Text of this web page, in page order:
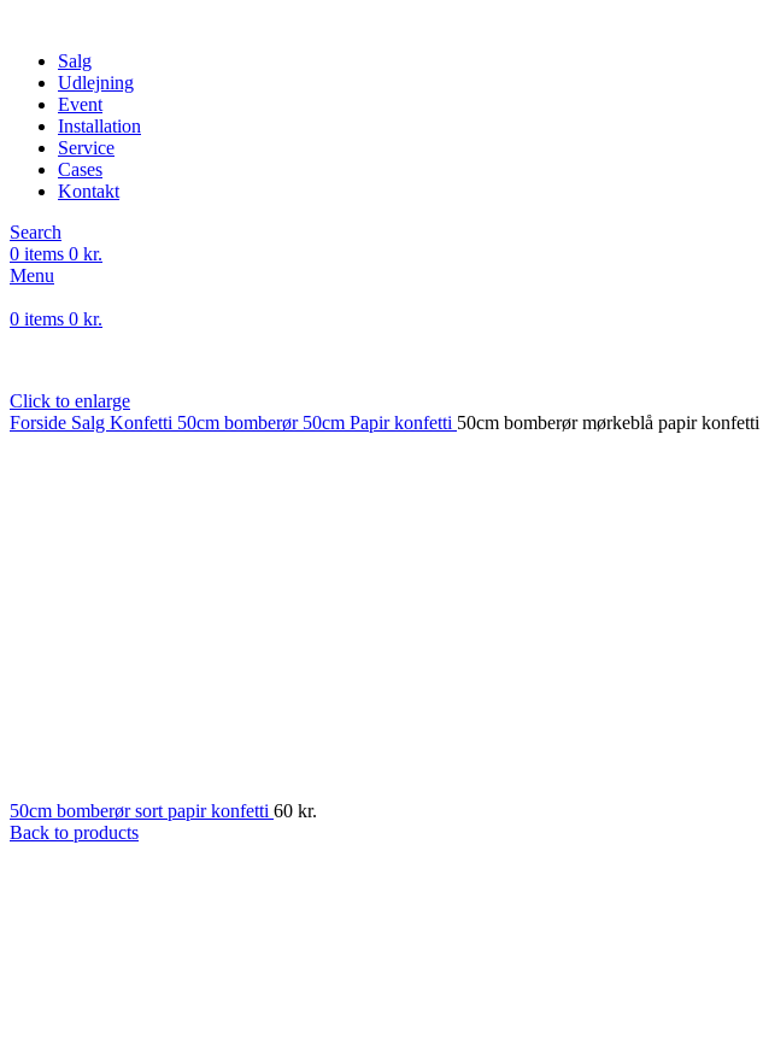
Salg
Udlejning
Event
Installation
Service
Cases
Kontakt
Search
0 items 0 kr.
Menu
0 items 0 kr.
Click to enlarge
Forside Salg Konfetti 50cm bomberør 50cm Papir konfetti 50cm bomberør mørkeblå papir konfetti
50cm bomberør sort papir konfetti 60 kr.
Back to products